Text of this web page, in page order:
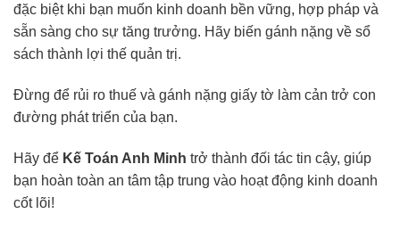
đặc biệt khi bạn muốn kinh doanh bền vững, hợp pháp và
sẵn sàng cho sự tăng trưởng. Hãy biến gánh nặng về sổ
sách thành lợi thế quản trị.
Đừng để rủi ro thuế và gánh nặng giấy tờ làm cản trở con
đường phát triển của bạn.
Hãy để Kế Toán Anh Minh trở thành đối tác tin cậy, giúp
bạn hoàn toàn an tâm tập trung vào hoạt động kinh doanh
cốt lõi!